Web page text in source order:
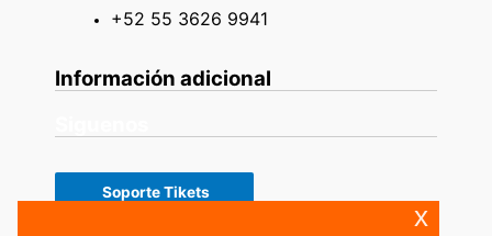
+52 55 3626 9941
Información adicional
Soporte Tikets
x